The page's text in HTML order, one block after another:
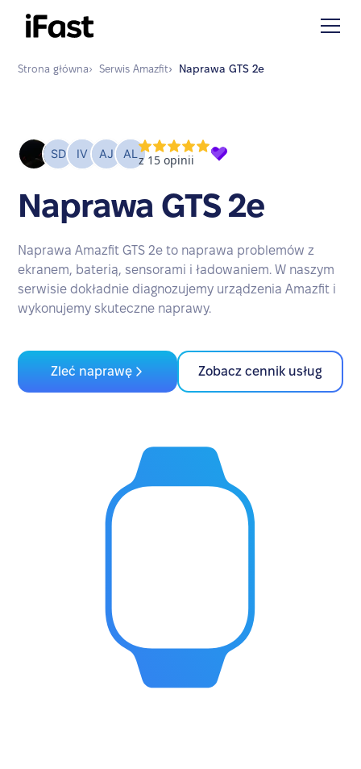
Strona główna› Serwis Amazfit› Naprawa GTS 2e
Naprawa GTS 2e
Naprawa Amazfit GTS 2e to naprawa problemów z
ekranem, baterią, sensorami i ładowaniem. W naszym
serwisie dokładnie diagnozujemy urządzenia Amazfit i
wykonujemy skuteczne naprawy.
Zleć naprawę Zobacz cennik usług